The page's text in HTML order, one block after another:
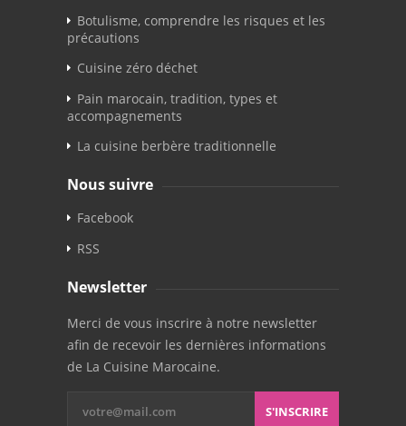
Botulisme, comprendre les risques et les
précautions
Cuisine zéro déchet
Pain marocain, tradition, types et
accompagnements
La cuisine berbère traditionnelle
Nous suivre
Facebook
RSS
Newsletter
Merci de vous inscrire à notre newsletter
afin de recevoir les dernières informations
de La Cuisine Marocaine.
S'INSCRIRE